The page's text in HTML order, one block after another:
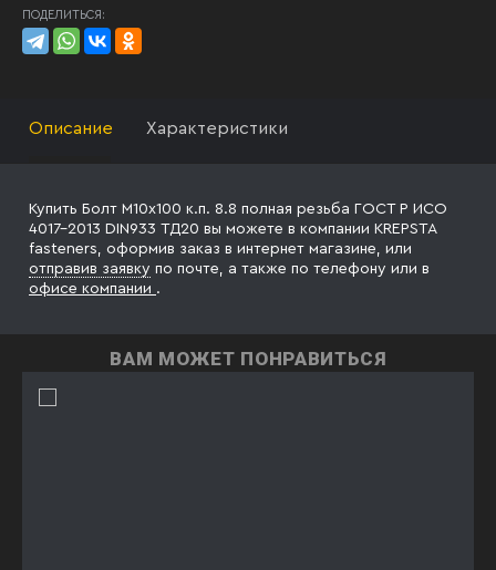
ПОДЕЛИТЬСЯ:
Описание Характеристики
Купить Болт М10х100 к.п. 8.8 полная резьба ГОСТ Р ИСО
4017-2013 DIN933 ТД20 вы можете в компании KREPSTA
fasteners, оформив заказ в интернет магазине, или
отправив заявку по почте, а также по телефону или в
офисе компании .
ВАМ МОЖЕТ ПОНРАВИТЬСЯ